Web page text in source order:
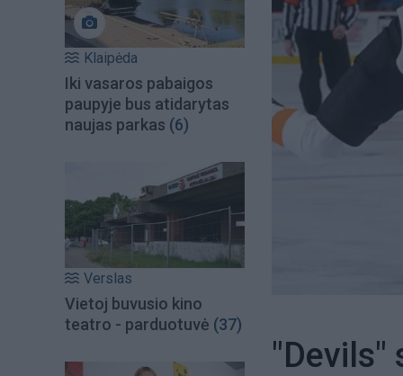
Klaipėda
Iki vasaros pabaigos
paupyje bus atidarytas
naujas parkas (6)
Verslas
Vietoj buvusio kino
teatro - parduotuvė (37)
"Devils"